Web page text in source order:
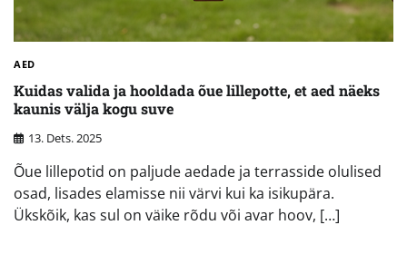
AED
Kuidas valida ja hooldada õue lillepotte, et aed näeks
kaunis välja kogu suve
13. Dets. 2025
Õue lillepotid on paljude aedade ja terrasside olulised
osad, lisades elamisse nii värvi kui ka isikupära.
Ükskõik, kas sul on väike rõdu või avar hoov, […]